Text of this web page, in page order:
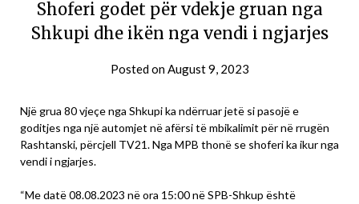
Shoferi godet për vdekje gruan nga
Shkupi dhe ikën nga vendi i ngjarjes
Posted onAugust 9, 2023
Një grua 80 vjeçe nga Shkupi ka ndërruar jetë si pasojë e
goditjes nga një automjet në afërsi të mbikalimit për në rrugën
Rashtanski, përcjell TV21. Nga MPB thonë se shoferi ka ikur nga
vendi i ngjarjes.
“Me datë 08.08.2023 në ora 15:00 në SPB-Shkup është